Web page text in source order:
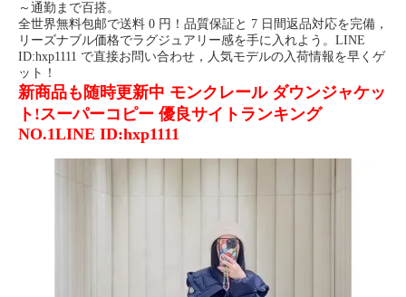
～通勤まで百搭。
全世界無料包邮で送料 0 円！品質保証と 7 日間返品対応を完備，
リーズナブル価格でラグジュアリー感を手に入れよう。LINE
ID:hxp1111 で直接お問い合わせ，人気モデルの入荷情報を早くゲ
ット！
新商品も随時更新中 モンクレール ダウンジャケッ
ト!スーパーコピー 優良サイトランキング
NO.1LINE ID:hxp1111